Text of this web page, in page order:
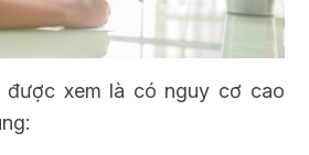
được xem là có nguy cơ cao